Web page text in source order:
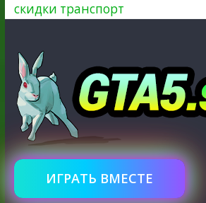
скидки транспорт
ИГРАТЬ ВМЕСТЕ